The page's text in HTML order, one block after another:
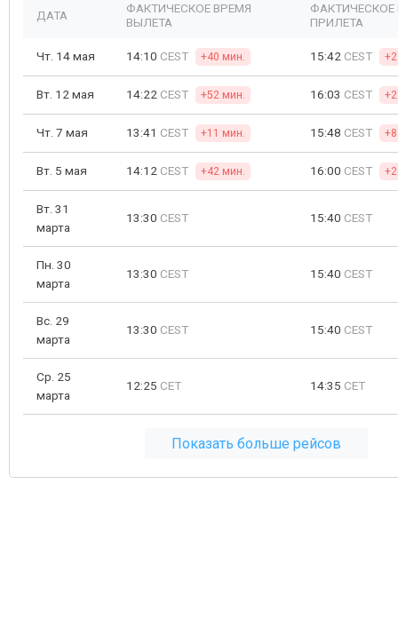
ДАТА
ФАКТИЧЕСКОЕ ВРЕМЯ
ВЫЛЕТА
ФАКТИЧЕСКОЕ
ПРИЛЕТА
Чт. 14 мая 14:10 CEST +40 мин. 15:42 CEST
Вт. 12 мая 14:22 CEST +52 мин. 16:03 CEST
Чт. 7 мая 13:41 CEST +11 мин. 15:48 CEST
Вт. 5 мая 14:12 CEST +42 мин. 16:00 CEST
Вт. 31
марта
13:30 CEST 15:40 CEST
Пн. 30
марта
13:30 CEST 15:40 CEST
Вс. 29
марта
13:30 CEST 15:40 CEST
Ср. 25
марта
12:25 CET 14:35 CET
Показать больше рейсов